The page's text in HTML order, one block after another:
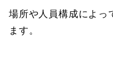
場所や人員構成によっ
ます。